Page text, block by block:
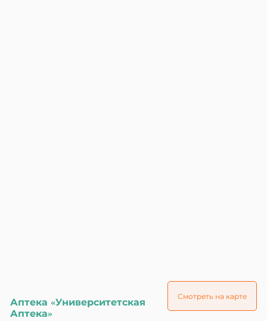
Аптека «Университетская
Аптека»
Смотреть на карте